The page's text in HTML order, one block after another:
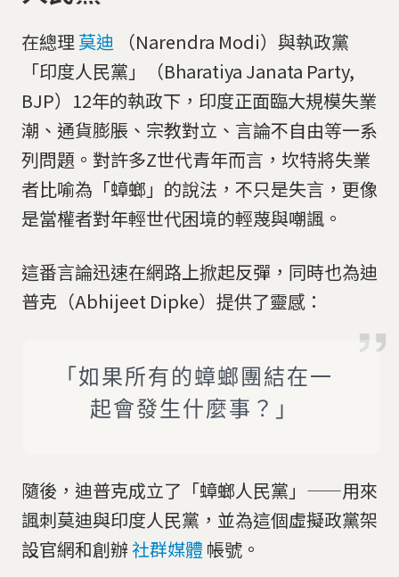
在總理莫迪
（Narendra Modi）與執政黨
「印度人民黨」（Bharatiya Janata Party,
BJP）12年的執政下，印度正面臨大規模失業
潮、通貨膨脹、宗教對立、言論不自由等一系
列問題。對許多Z世代青年而言，坎特將失業
者比喻為「蟑螂」的說法，不只是失言，更像
是當權者對年輕世代困境的輕蔑與嘲諷。
這番言論迅速在網路上掀起反彈，同時也為迪
普克（Abhijeet Dipke）提供了靈感：
「如果所有的蟑螂團結在一
起會發生什麼事？」
隨後，迪普克成立了「蟑螂人民黨」——用來
諷刺莫迪與印度人民黨，並為這個虛擬政黨架
設官網和創辦社群媒體 帳號。